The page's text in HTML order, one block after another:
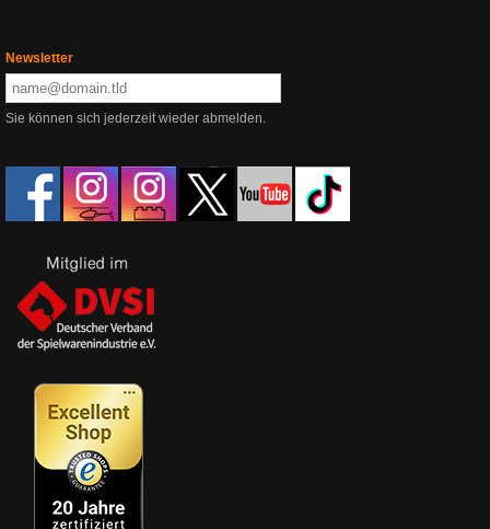
Newsletter
Sie können sich jederzeit wieder abmelden.